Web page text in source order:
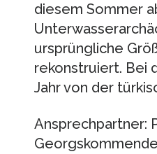
diesem Sommer
ursprüngliche
rekonstruiert. Bei
Jahr von der
Ansprechpartner: